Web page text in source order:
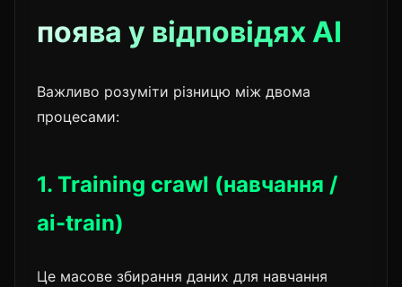
поява у відповідях AI
Важливо розуміти різницю між двома
процесами:
1. Training crawl (навчання /
ai-train)
Це масове збирання даних для навчання